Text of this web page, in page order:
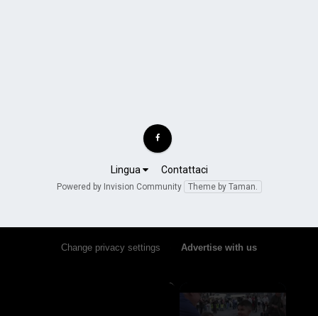
Lingua Contattaci
Powered by Invision Community Theme by Taman.
Change privacy settings Advertise with us
×